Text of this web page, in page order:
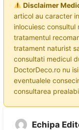
Disclaimer
articol au caracter
inlocuiesc consultul
tratamentul
tratament naturist
consultati medicul
DoctorDeco.ro nu
eventualele
consultarea
Echipa